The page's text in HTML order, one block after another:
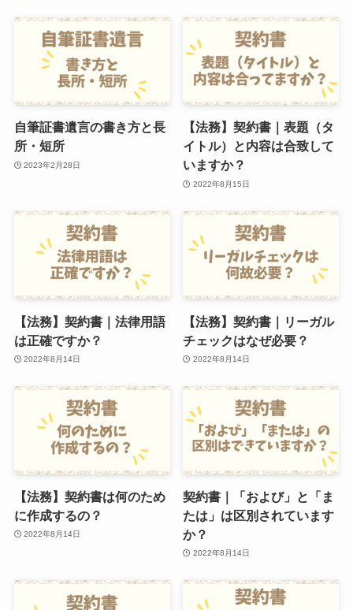
自筆証書遺言の書き方と長
所・短所
2023年2月28日
【法務】契約書｜表題（タ
イトル）と内容は合致して
いますか？
2022年8月15日
【法務】契約書｜法律用語
は正確ですか？
2022年8月14日
【法務】契約書｜リーガル
チェックはなぜ必要？
2022年8月14日
【法務】契約書は何のため
に作成するの？
2022年8月14日
契約書｜「および」と「ま
たは」は区別されています
か？
2022年8月14日